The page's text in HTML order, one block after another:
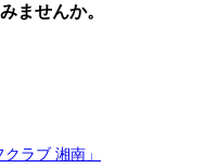
ませんか。
ラブ 湘南」